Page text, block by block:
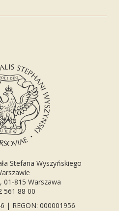
Stefana Wyszyńskiego
01-815 Warszawa
561 88 00
| REGON: 000001956